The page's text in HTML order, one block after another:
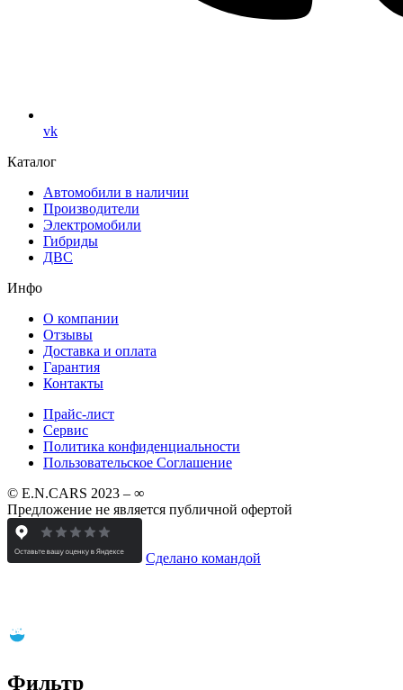
vk
Каталог
Автомобили в наличии
Производители
Электромобили
Гибриды
ДВС
Инфо
О компании
Отзывы
Доставка и оплата
Гарантия
Контакты
Прайс-лист
Сервис
Политика конфиденциальности
Пользовательское Соглашение
© E.N.CARS 2023 – ∞
Предложение не является публичной офертой
Сделано командой
Фильтр